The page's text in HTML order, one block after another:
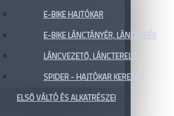
E-BIKE HAJTÓKAR
E-BIKE LÁNCTÁNYÉR, LÁNCKERÉK
LÁNCVEZETŐ, LÁNCTERELŐ
SPIDER - HAJTÓKAR KERESZT
ELSŐ VÁLTÓ ÉS ALKATRÉSZEI